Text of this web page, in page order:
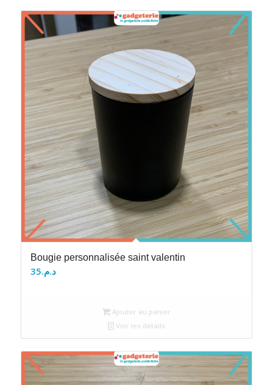
Bougie personnalisée saint valentin
د.م.35
Ajouter au panier
Voir les détails